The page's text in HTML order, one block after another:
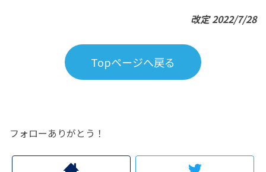
改定 2022/7/28
Topページへ戻る
フォローありがとう！